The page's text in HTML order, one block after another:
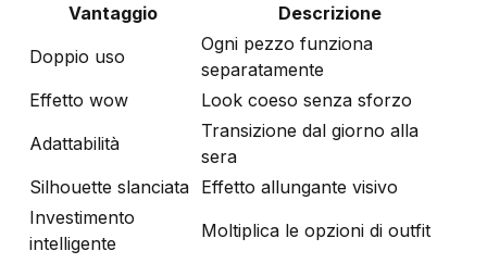
Vantaggio
Descrizione
Doppio uso
Ogni pezzo funziona
separatamente
Effetto wow
Look coeso senza sforzo
Adattabilità
Transizione dal giorno alla
sera
Silhouette slanciata Effetto allungante visivo
Investimento
intelligente
Moltiplica le opzioni di outfit